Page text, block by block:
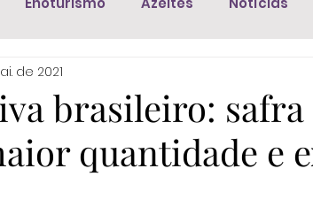
brasileiro: safra
quantidade e
de 2021